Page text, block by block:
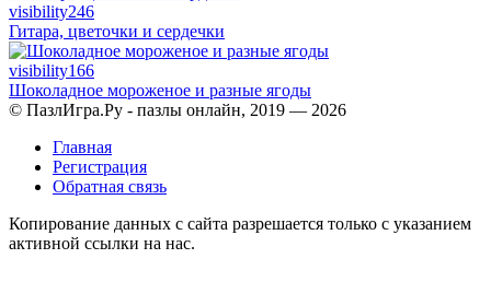
visibility246
Гитара, цветочки и сердечки
visibility166
Шоколадное мороженое и разные ягоды
© ПазлИгра.Ру - пазлы онлайн, 2019 — 2026
Главная
Регистрация
Обратная связь
Копирование данных с сайта разрешается только с указанием
активной ссылки на нас.